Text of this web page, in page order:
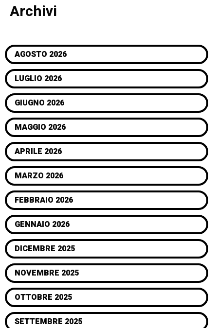
Archivi
AGOSTO 2026
LUGLIO 2026
GIUGNO 2026
MAGGIO 2026
APRILE 2026
MARZO 2026
FEBBRAIO 2026
GENNAIO 2026
DICEMBRE 2025
NOVEMBRE 2025
OTTOBRE 2025
SETTEMBRE 2025